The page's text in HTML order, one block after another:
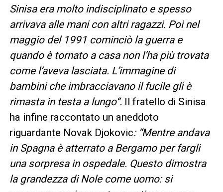
Sinisa era molto indisciplinato e spesso
arrivava alle mani con altri ragazzi. Poi nel
maggio del 1991 cominciò la guerra e
quando è tornato a casa non l’ha più trovata
come l’aveva lasciata. L’immagine di
bambini che imbracciavano il fucile gli è
rimasta in testa a lungo“. Il fratello di Sinisa
ha infine raccontato un aneddoto
riguardante Novak Djokovic: “Mentre andava
in Spagna è atterrato a Bergamo per fargli
una sorpresa in ospedale. Questo dimostra
la grandezza di Nole come uomo: si